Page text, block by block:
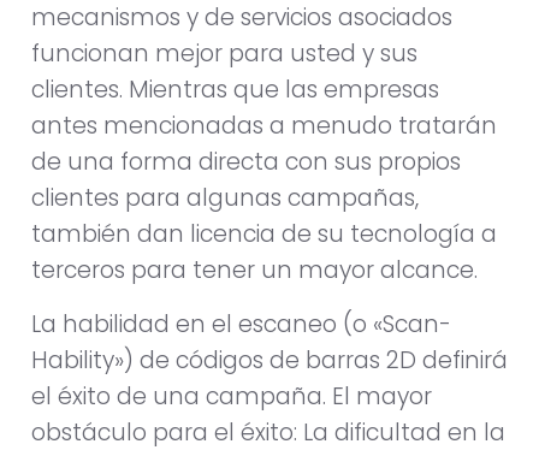
mecanismos y de servicios asociados
funcionan mejor para usted y sus
clientes. Mientras que las empresas
antes mencionadas a menudo tratarán
de una forma directa con sus propios
clientes para algunas campañas,
también dan licencia de su tecnología a
terceros para tener un mayor alcance.
La habilidad en el escaneo (o «Scan-
Hability») de códigos de barras 2D definirá
el éxito de una campaña. El mayor
obstáculo para el éxito: La dificultad en la